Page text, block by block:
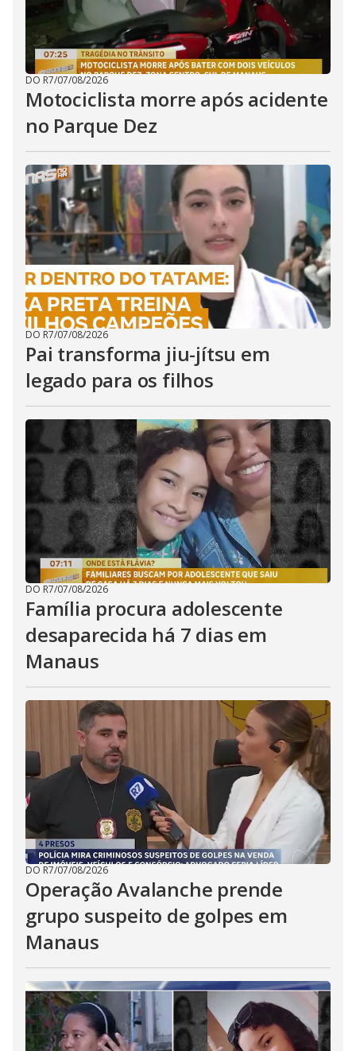
DO R7/07/08/2026
Motociclista morre após acidente
no Parque Dez
DO R7/07/08/2026
Pai transforma jiu-jítsu em
legado para os filhos
DO R7/07/08/2026
Família procura adolescente
desaparecida há 7 dias em
Manaus
DO R7/07/08/2026
Operação Avalanche prende
grupo suspeito de golpes em
Manaus